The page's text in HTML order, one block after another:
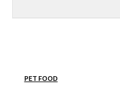
PET FOOD